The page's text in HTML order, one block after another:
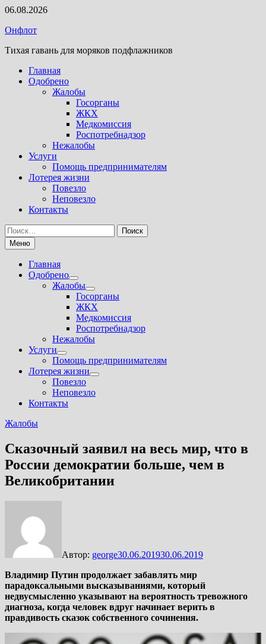
Перейти
содержимому
06.08.2026
Онфлот
Тихая гавань для моряков подфлажников
Главная
Одобрено
Жалобы
Госорганы
ЖКХ
Медкомиссия
Роспотребнадзор
Нежалобы
Услуги
Помощь предпринимателям
Лотерея жизни
Повезло
Неповезло
Контакты
Найти:
Меню
Главная
Одобрено
Показать
подменю
Жалобы
Показать
подменю
Госорганы
ЖКХ
Медкомиссия
Роспотребнадзор
Нежалобы
Услуги
Показать
подменю
Помощь предпринимателям
Лотерея жизни
Показать
Повезло
Неповезло
Контакты
Жалобы
Сказочный заявил на весь мир, что в
России демократии больше, чем в
Великобритании
Автор: george30.06.201930.06.2019
Владимир Путин продолжает забавлять мир
парадоксальными высказываниями, который
недвусмысленно указывают на вероятность тревожного
диагноза, когда человек вдруг начинает верить в
правдивость сказок собственного сочинения.